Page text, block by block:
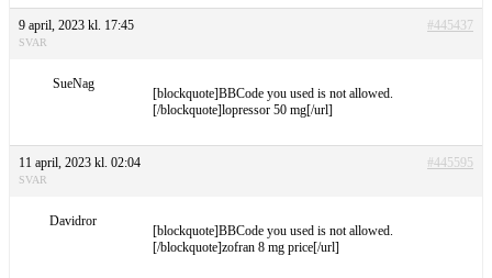
9 april, 2023 kl. 17:45 #445437
SVAR
SueNag
[blockquote]BBCode you used is not allowed.
[/blockquote]lopressor 50 mg[/url]
11 april, 2023 kl. 02:04 #445595
SVAR
Davidror
[blockquote]BBCode you used is not allowed.
[/blockquote]zofran 8 mg price[/url]